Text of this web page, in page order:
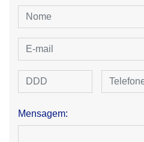
Mensagem: